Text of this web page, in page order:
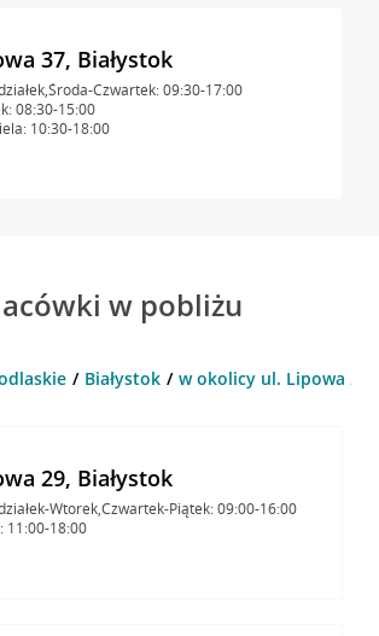
37, Białystok
Czwartek: 09:30-17:00
08:30-15:00
10:30-18:00
w pobliżu
Białystok w okolicy ul. Lipowa 29
29, Białystok
Wtorek,Czwartek-Piątek: 09:00-16:00
11:00-18:00